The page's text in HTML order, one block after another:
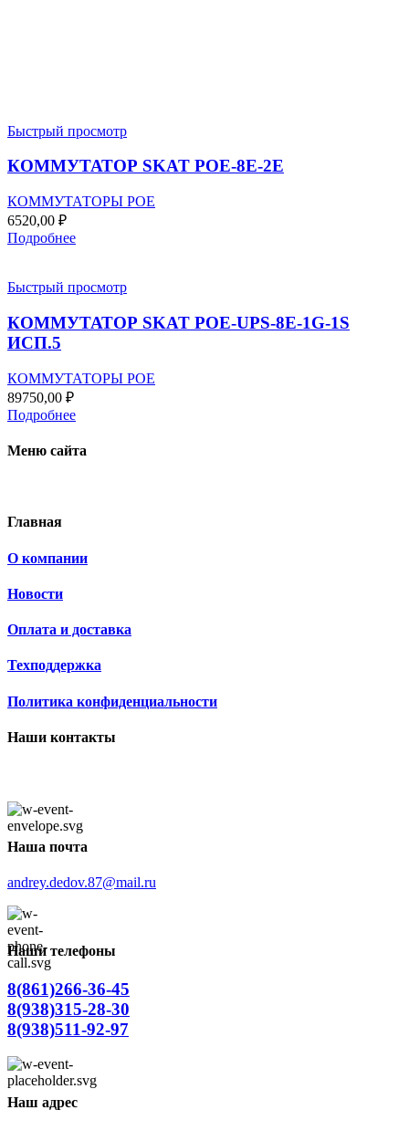
Быстрый просмотр
КОММУТАТОР SKAT POE-8E-2E
КОММУТАТОРЫ POE
6520,00 ₽
Подробнее
Быстрый просмотр
КОММУТАТОР SKAT POE-UPS-8E-1G-1S
ИСП.5
КОММУТАТОРЫ POE
89750,00 ₽
Подробнее
Меню сайта
Главная
О компании
Новости
Оплата и доставка
Техподдержка
Политика конфиденциальности
Наши контакты
Наша почта
andrey.dedov.87@mail.ru
Наши телефоны
8(861)266-36-45
8(938)315-28-30
8(938)511-92-97
Наш адрес